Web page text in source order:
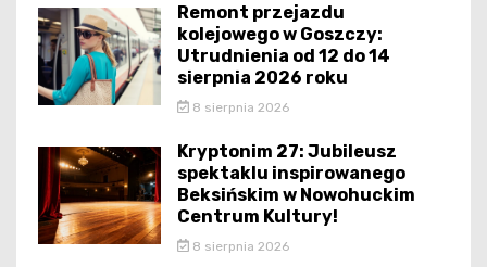
Remont przejazdu
kolejowego w Goszczy:
Utrudnienia od 12 do 14
sierpnia 2026 roku
8 sierpnia 2026
Kryptonim 27: Jubileusz
spektaklu inspirowanego
Beksińskim w Nowohuckim
Centrum Kultury!
8 sierpnia 2026